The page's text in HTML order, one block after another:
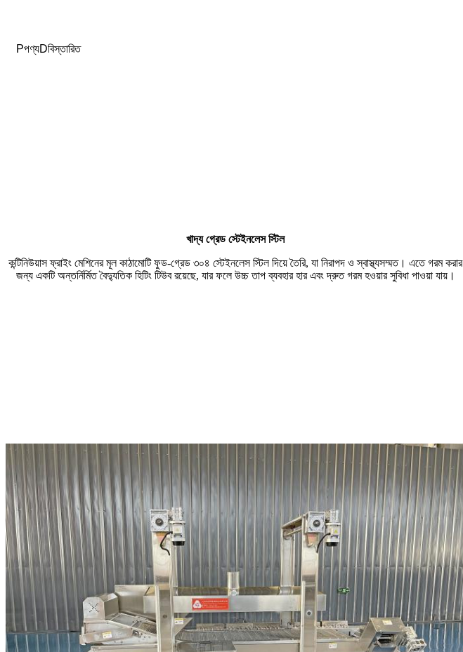
Pপণ্যDবিস্তারিত
খাদ্য গ্রেড স্টেইনলেস স্টিল
কন্টিনিউয়াস ফ্রাইং মেশিনের মূল কাঠামোটি ফুড-গ্রেড ৩০৪ স্টেইনলেস স্টিল দিয়ে তৈরি, যা নিরাপদ ও স্বাস্থ্যসম্মত। এতে গরম করার
জন্য একটি অন্তর্নির্মিত বৈদ্যুতিক হিটিং টিউব রয়েছে, যার ফলে উচ্চ তাপ ব্যবহার হার এবং দ্রুত গরম হওয়ার সুবিধা পাওয়া যায়।